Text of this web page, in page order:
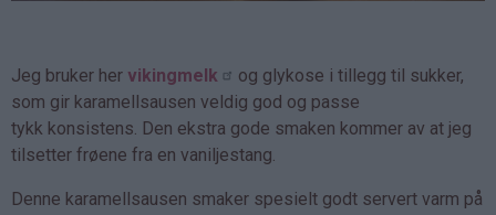
Jeg bruker her vikingmelk
og glykose i tillegg til sukker,
som gir karamellsausen veldig god og passe
tykk konsistens. Den ekstra gode smaken kommer av at jeg
tilsetter frøene fra en vaniljestang.
Denne karamellsausen smaker spesielt godt servert varm på